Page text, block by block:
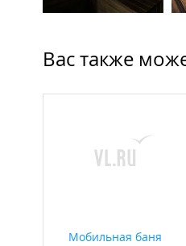
Вас также
Мобильная баня